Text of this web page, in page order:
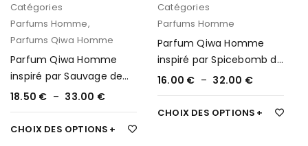
Catégories
Parfums Homme,
Parfums Qiwa Homme
Parfum Qiwa Homme
inspiré par Sauvage de
Dior 51
18.50 € – 33.00 €
CHOIX DES OPTIONS
Catégories
Parfums Homme
Parfum Qiwa Homme
inspiré par Spicebomb de
Viktor & Rolf 125
16.00 € – 32.00 €
CHOIX DES OPTIONS